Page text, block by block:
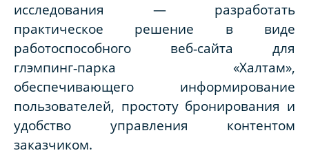
исследования — разработать
практическое решение в виде
работоспособного веб‑сайта для
глэмпинг‑парка «Халтам»,
обеспечивающего информирование
пользователей, простоту бронирования и
удобство управления контентом
заказчиком.